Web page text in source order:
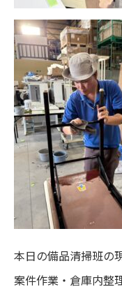
本日の備品清掃班の
案件作業・倉庫内整